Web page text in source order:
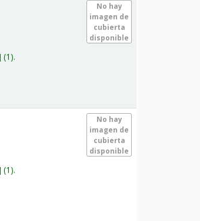
No hay
imagen de
cubierta
disponible
(1).
No hay
imagen de
cubierta
disponible
(1).